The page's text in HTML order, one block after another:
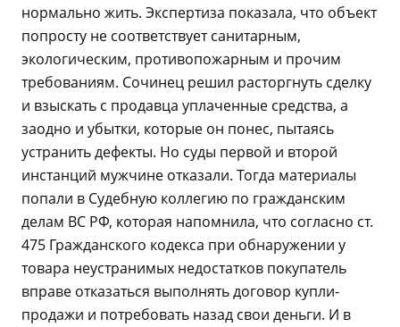
нормально жить. Экспертиза показала, что объект
попросту не соответствует санитарным,
экологическим, противопожарным и прочим
требованиям. Сочинец решил расторгнуть сделку
и взыскать с продавца уплаченные средства, а
заодно и убытки, которые он понес, пытаясь
устранить дефекты. Но суды первой и второй
инстанций мужчине отказали. Тогда материалы
попали в Судебную коллегию по гражданским
делам ВС РФ, которая напомнила, что согласно ст.
475 Гражданского кодекса при обнаружении у
товара неустранимых недостатков покупатель
вправе отказаться выполнять договор купли-
продажи и потребовать назад свои деньги. И в